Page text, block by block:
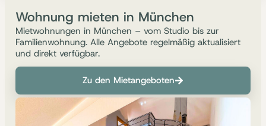
Wohnung mieten in München
Mietwohnungen in München – vom Studio bis zur
Familienwohnung. Alle Angebote regelmäßig aktualisiert
und direkt verfügbar.
Zu den Mietangeboten